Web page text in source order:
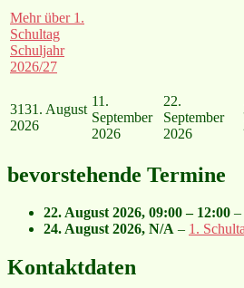
Mehrüber 1.
Schultag
Schuljahr
2026/27
3131. August
2026
11.
September
2026
22.
September
2026
bevorstehende Termine
22. August 2026, 09:00 – 12:00 –
24. August 2026, N/A – 1.
Kontaktdaten